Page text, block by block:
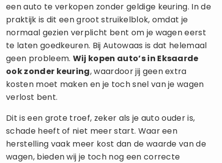
een auto te verkopen zonder geldige keuring. In de
praktijk is dit een groot struikelblok, omdat je
normaal gezien verplicht bent om je wagen eerst
te laten goedkeuren. Bij Autowaas is dat helemaal
geen probleem. Wij kopen auto’s in Eksaarde
ook zonder keuring, waardoor jij geen extra
kosten moet maken en je toch snel van je wagen
verlost bent.
Dit is een grote troef, zeker als je auto ouder is,
schade heeft of niet meer start. Waar een
herstelling vaak meer kost dan de waarde van de
wagen, bieden wij je toch nog een correcte